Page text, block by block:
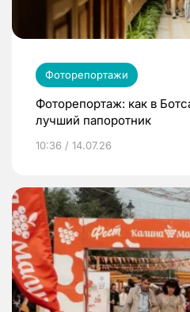
Фоторепортажи
Фоторепортаж: как в
лучший папоротник
10:36 / 14.07.26